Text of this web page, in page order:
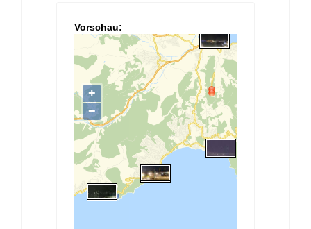
Vorschau: